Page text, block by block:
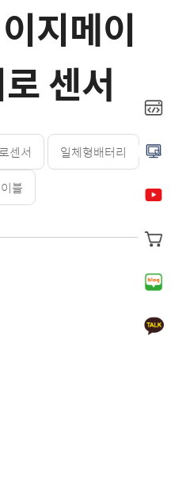
지메이
센서
센서
일체형배터리
블